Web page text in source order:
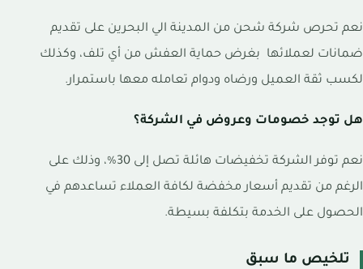
نعم تحرص شركة شحن من المدينة الي البحرين على تقديم
ضمانات لعملائها بغرض حماية العفش من أي تلف، وكذلك
لكسب ثقة العميل ورضاه ودوام تعامله معها باستمرار.
هل توجد خصومات وعروض في الشركة؟
نعم توفر الشركة تخفيضات هائلة تصل إلى 30%، وذلك على
الرغم من تقديم أسعار مخفضة لكافة العملاء تساعدهم في
الحصول على الخدمة بتكلفة بسيطة.
تلخيص ما سبق